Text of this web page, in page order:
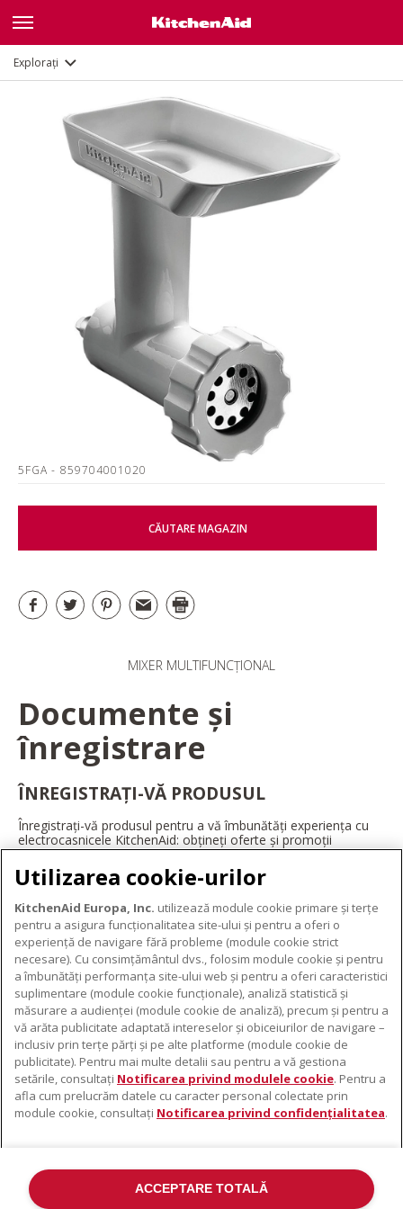
Explorați
5FGA- 859704001020
CĂUTARE MAGAZIN
MIXER MULTIFUNCȚIONAL
Documente și
înregistrare
ÎNREGISTRAȚI-VĂ PRODUSUL
Înregistrați-vă produsul pentru a vă îmbunătăți experiența cu
electrocasnicele KitchenAid: obțineți oferte și promoții
exclusive, ponturi și sfaturi de la profesioniști și multe altele.
ÎNREGISTRAȚI-VĂ ACUM
DESPRE KITCHENAID
Despre KitchenAid
Istoria mărcii
ODR
PRODUSELE NOASTRE
Electrocasnice mici
Accesorii pentru produse
SUPORT
De unde cumpărați
Localizator centre de service
Contacte
Utilizarea cookie-urilor
KitchenAid Europa, Inc. utilizează module cookie primare și terțe
pentru a asigura funcționalitatea site-ului și pentru a oferi o
experiență de navigare fără probleme (module cookie strict
necesare). Cu consimțământul dvs., folosim module cookie și pentru
a îmbunătăți performanța site-ului web și pentru a oferi caracteristici
suplimentare (module cookie funcționale), analiză statistică și
măsurare a audienței (module cookie de analiză), precum și pentru a
vă arăta publicitate adaptată intereselor și obiceiurilor de navigare –
inclusiv prin terțe părți și pe alte platforme (module cookie de
publicitate). Pentru mai multe detalii sau pentru a vă gestiona
setările, consultați Notificarea privind modulele cookie. Pentru a
afla cum prelucrăm datele cu caracter personal colectate prin
module cookie, consultați Notificarea privind confidențialitatea.
ACCEPTARE TOTALĂ